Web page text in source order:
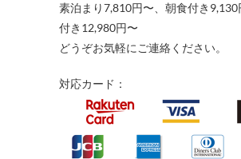
素泊まり7,810円〜、朝食付き9,130
付き12,980円〜
どうぞお気軽にご連絡ください。
対応カード：